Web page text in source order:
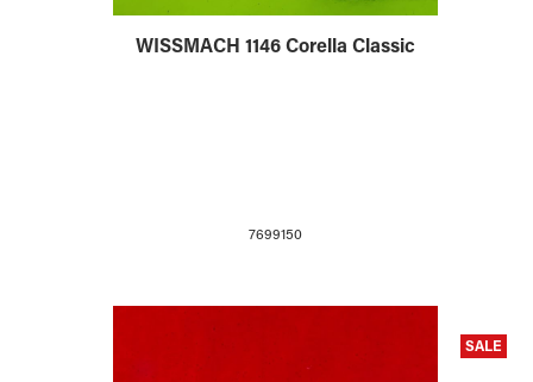
WISSMACH 1146 Corella Classic
7699150
SALE